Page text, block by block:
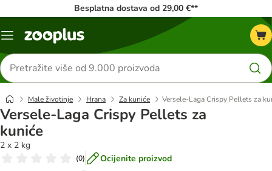
Besplatna dostava od 29,00 €**
Izbornik
Traži
proizvode
Male životinje Hrana Za kuniće Versele-Laga Crispy Pellets za
Versele-Laga Crispy Pellets za
kuniće
2 x 2 kg
(0) Ocijenite proizvod